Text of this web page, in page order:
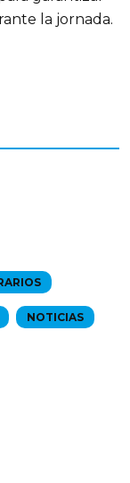
la jornada.
NOTICIAS